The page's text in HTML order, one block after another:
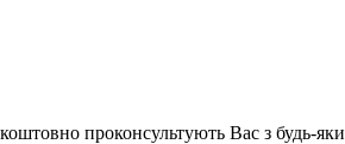
проконсультують Вас з будь-